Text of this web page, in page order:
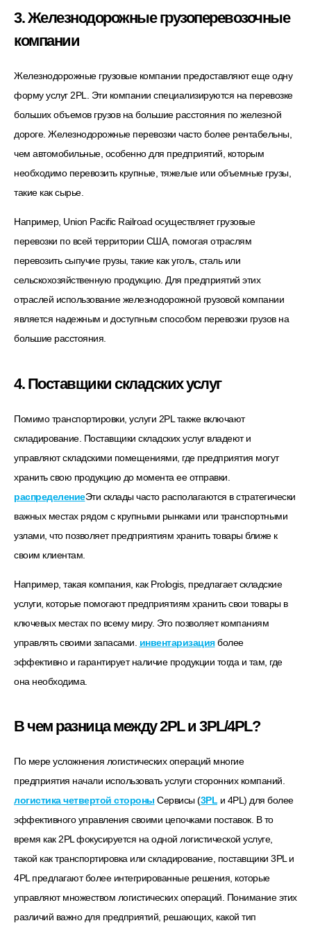
3. Железнодорожные грузоперевозочные
компании
Железнодорожные грузовые компании предоставляют еще одну
форму услуг 2PL. Эти компании специализируются на перевозке
больших объемов грузов на большие расстояния по железной
дороге. Железнодорожные перевозки часто более рентабельны,
чем автомобильные, особенно для предприятий, которым
необходимо перевозить крупные, тяжелые или объемные грузы,
такие как сырье.
Например, Union Pacific Railroad осуществляет грузовые
перевозки по всей территории США, помогая отраслям
перевозить сыпучие грузы, такие как уголь, сталь или
сельскохозяйственную продукцию. Для предприятий этих
отраслей использование железнодорожной грузовой компании
является надежным и доступным способом перевозки грузов на
большие расстояния.
4. Поставщики складских услуг
Помимо транспортировки, услуги 2PL также включают
складирование. Поставщики складских услуг владеют и
управляют складскими помещениями, где предприятия могут
хранить свою продукцию до момента ее отправки.
распределениеЭти склады часто располагаются в стратегически
важных местах рядом с крупными рынками или транспортными
узлами, что позволяет предприятиям хранить товары ближе к
своим клиентам.
Например, такая компания, как Prologis, предлагает складские
услуги, которые помогают предприятиям хранить свои товары в
ключевых местах по всему миру. Это позволяет компаниям
управлять своими запасами. инвентаризацияболее
эффективно и гарантирует наличие продукции тогда и там, где
она необходима.
В чем разница между 2PL и 3PL/4PL?
По мере усложнения логистических операций многие
предприятия начали использовать услуги сторонних компаний.
логистика четвертой стороны Сервисы (3PLи 4PL) для более
эффективного управления своими цепочками поставок. В то
время как 2PL фокусируется на одной логистической услуге,
такой как транспортировка или складирование, поставщики 3PL и
4PL предлагают более интегрированные решения, которые
управляют множеством логистических операций. Понимание этих
различий важно для предприятий, решающих, какой тип